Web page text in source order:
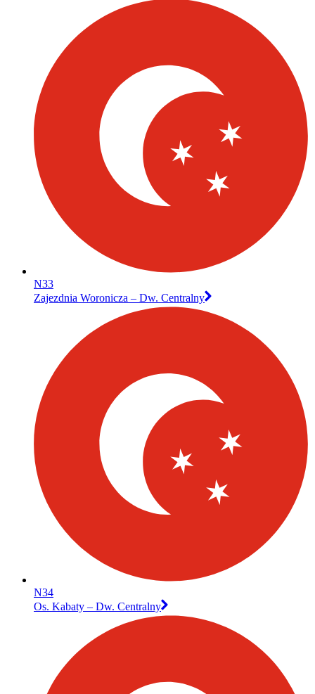
N33
Zajezdnia Woronicza – Dw. Centralny
N34
Os. Kabaty – Dw. Centralny